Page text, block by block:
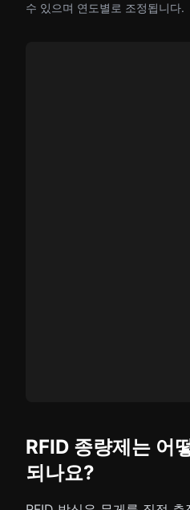
수 있으며 연도별로 조정됩니다.
RFID 종량제는 어
되나요?